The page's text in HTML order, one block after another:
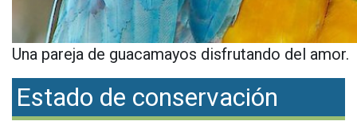
Una pareja de guacamayos disfrutando del amor.
Estado de conservación